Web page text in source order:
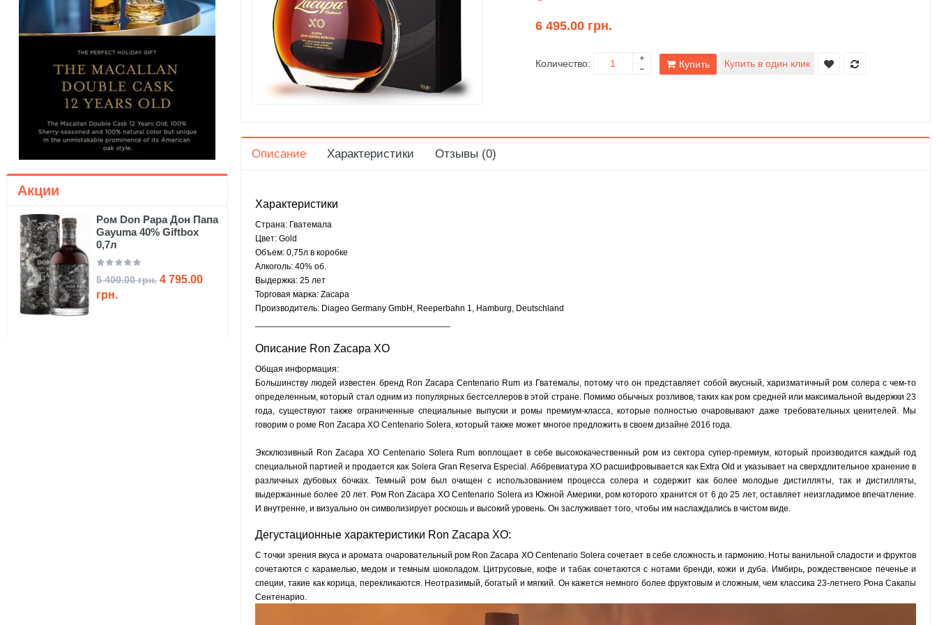
Акции
Ром Don Papa Дон Папа
Gayuma 40% Giftbox
0,7л
5 400.00 грн. 4 795.00
грн.
6 495.00 грн.
Количество: Купить
Описание Характеристики Отзывы (0)
Характеристики
Страна: Гватемала
Цвет: Gold
Объем: 0,75л в коробке
Алкоголь: 40% об.
Выдержка: 25 лет
Торговая марка: Zacapa
Производитель: Diageo Germany GmbH, Reeperbahn 1, Hamburg, Deutschland
Описание Ron Zacapa XO
Общая информация:
Большинству людей известен бренд Ron Zacapa Centenario Rum из Гватемалы, потому что он представляет собой вкусный, харизматичный ром солера с чем-то
определенным, который стал одним из популярных бестселлеров в этой стране. Помимо обычных розливов, таких как ром средней или максимальной выдержки 23
года, существуют также ограниченные специальные выпуски и ромы премиум-класса, которые полностью очаровывают даже требовательных ценителей. Мы
говорим о роме Ron Zacapa XO Centenario Solera, который также может многое предложить в своем дизайне 2016 года.
Эксклюзивный Ron Zacapa XO Centenario Solera Rum воплощает в себе высококачественный ром из сектора супер-премиум, который производится каждый год
специальной партией и продается как Solera Gran Reserva Especial. Аббревиатура XO расшифровывается как Extra Old и указывает на сверхдлительное хранение в
различных дубовых бочках. Темный ром был очищен с использованием процесса солера и содержит как более молодые дистилляты, так и дистилляты,
выдержанные более 20 лет. Ром Ron Zacapa XO Centenario Solera из Южной Америки, ром которого хранится от 6 до 25 лет, оставляет неизгладимое впечатление.
И внутренне, и визуально он символизирует роскошь и высокий уровень. Он заслуживает того, чтобы им наслаждались в чистом виде.
Дегустационные характеристики Ron Zacapa XO:
С точки зрения вкуса и аромата очаровательный ром Ron Zacapa XO Centenario Solera сочетает в себе сложность и гармонию. Ноты ванильной сладости и фруктов
сочетаются с карамелью, медом и темным шоколадом. Цитрусовые, кофе и табак сочетаются с нотами бренди, кожи и дуба. Имбирь, рождественское печенье и
специи, такие как корица, перекликаются. Неотразимый, богатый и мягкий. Он кажется немного более фруктовым и сложным, чем классика 23-летнего Рона Сакапы
Сентенарио.